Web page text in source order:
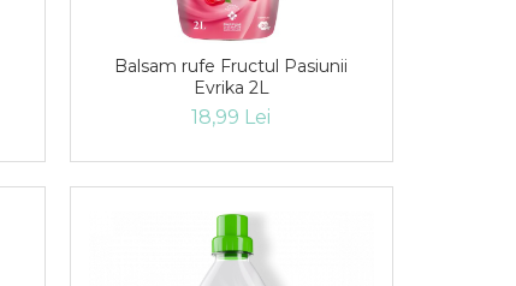
Balsam rufe Fructul Pasiunii
Evrika 2L
18,99 Lei